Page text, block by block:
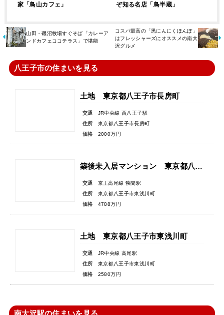
家「鳥山カフェ」
ぞ知る名店「鳥半蔵」
山田・磯沼牧場すぐそば「カレーア
ンドカフェココテラス」で堪能
コスパ最高の「黒にんにくほんぽ」
はフレッシャーズにオススメの南大
沢グルメ
八王子市の住まいを見る
土地 東京都八王子市長房町
交通
JR中央線 西八王子駅
住所
東京都八王子市長房町
価格
2000万円
築後未入居マンション 東京都八王子市東浅川町
交通
京王高尾線 狭間駅
住所
東京都八王子市東浅川町
価格
4788万円
土地 東京都八王子市東浅川町
交通
JR中央線 高尾駅
住所
東京都八王子市東浅川町
価格
2580万円
南大沢駅の住まいを見る